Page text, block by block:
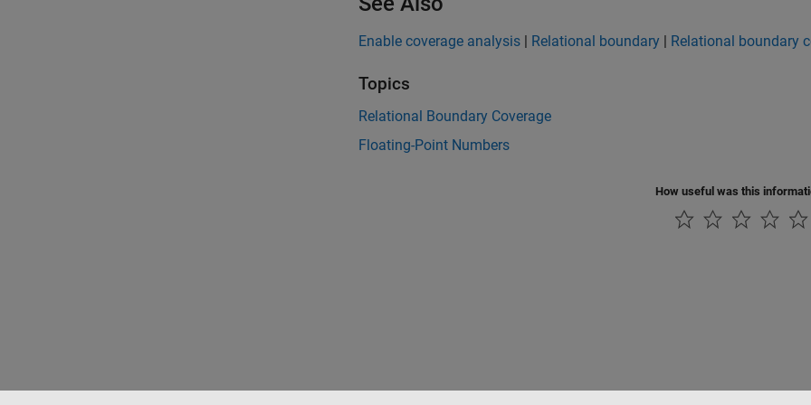
Enable coverage analysis | Relational boundary | Relational boundary
Topics
Relational Boundary Coverage
Floating-Point Numbers
How useful was this